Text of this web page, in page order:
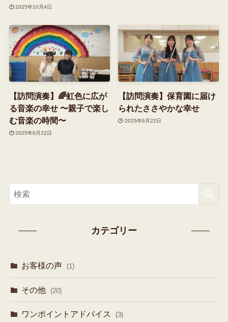
2025年10月4日
【訪問演奏】🌈虹色に広が
る音楽の幸せ 〜親子で楽し
む音楽の時間〜
2025年6月22日
【訪問演奏】保育園に届け
られたささやかな幸せ
2025年6月22日
カテゴリー
お客様の声 (1)
その他 (20)
ワンポイントアドバイス (3)